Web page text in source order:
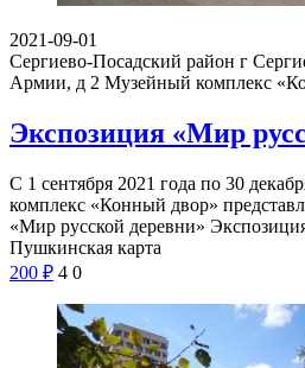
2021-09-01
Сергиево-Посадский район г
Армии, д 2 Музейный комплекс
Экспозиция «Мир
С 1 сентября 2021 года по 30
комплекс «Конный двор»
«Мир русской деревни»
Пушкинская карта
200 ₽ 4 0